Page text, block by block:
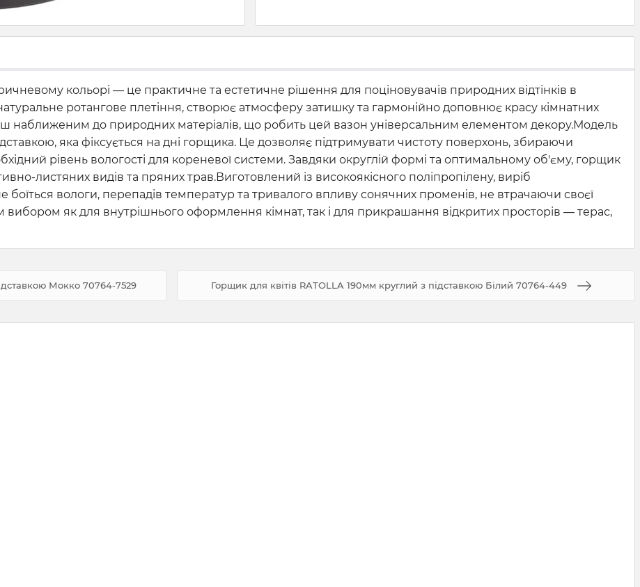
кольорі — це практичне та естетичне рішення для поціновувачів природних відтінків в
ротангове плетіння, створює атмосферу затишку та гармонійно доповнює красу кімнатних
наближеним до природних матеріалів, що робить цей вазон універсальним елементом декору.Модель
яка фіксується на дні горщика. Це дозволяє підтримувати чистоту поверхонь, збираючи
рівень вологості для кореневої системи. Завдяки округлій формі та оптимальному об'єму, горщик
листяних видів та пряних трав.Виготовлений із високоякісного поліпропілену, виріб
боїться вологи, перепадів температур та тривалого впливу сонячних променів, не втрачаючи своєї
як для внутрішнього оформлення кімнат, так і для прикрашання відкритих просторів — терас,
Мокко 70764-7529 Горщик для квітів RATOLLA 190мм круглий з підставкою Білий 70764-449